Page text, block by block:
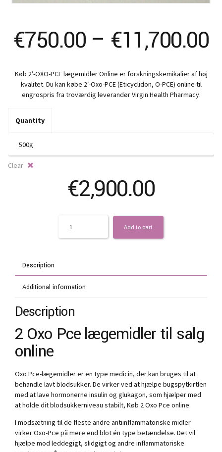
€750.00 – €11,700.00
Køb 2′-OXO-PCE lægemidler Online er forskningskemikalier af høj
kvalitet. Du kan købe 2′-Oxo-PCE (Eticyclidon, O-PCE) online til
engrospris fra troværdig leverandør Virgin Health Pharmacy.
Quantity
Clear
€2,900.00
Add to cart
Description
Additional information
Description
2 Oxo Pce lægemidler til salg
online
Oxo Pce-lægemidler er en type medicin, der kan bruges til at
behandle lavt blodsukker. De virker ved at hjælpe bugspytkirtlen
med at lave hormonerne insulin og glukagon, som hjælper med
at holde dit blodsukkerniveau stabilt, Køb 2 Oxo Pce online.
I modsætning til de fleste andre antiinflammatoriske midler
virker Oxo-Pce på mere end blot én type betændelse. Det vil
hjælpe mod leddegigt, slidgigt og andre inflammatoriske